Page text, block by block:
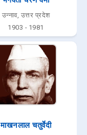
उन्नाव, उत्तर प्रदेश
1903 - 1981
माखनलाल चतुर्वेदी